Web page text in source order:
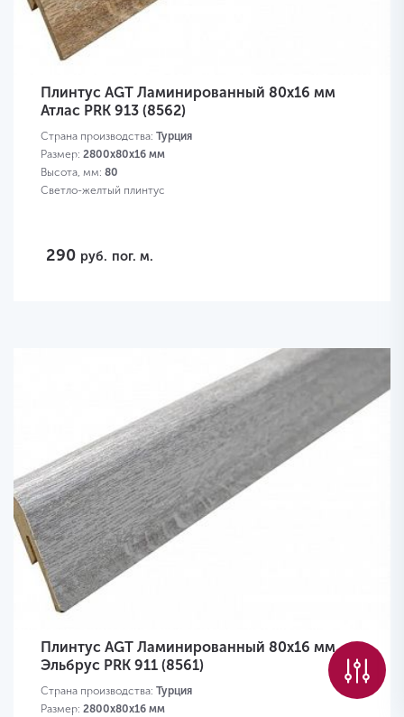
Плинтус AGT Ламинированный 80х16 мм
Атлас PRK 913 (8562)
Страна производства: Турция
Размер: 2800х80х16 мм
Высота, мм: 80
Светло-желтый плинтус
290 руб. пог. м.
Плинтус AGT Ламинированный 80х16 мм
Эльбрус PRK 911 (8561)
Страна производства: Турция
Размер: 2800х80х16 мм